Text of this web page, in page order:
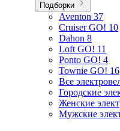
Подборки
Aventon 37
Cruiser GO! 10
Dahon 8
Loft GO! 11
Ponto GO! 4
Townie GO! 16
Все
Городские
Женские
Мужские